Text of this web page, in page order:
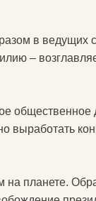
в ведущих
–
выработать
на планете.